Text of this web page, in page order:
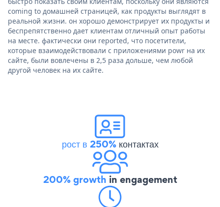
coming to домашней страницей, как продукты выглядят в
реальной жизни. он хорошо демонстрирует их продукты и
беспрепятственно дает клиентам отличный опыт работы
на месте. фактически они reported, что посетители,
которые взаимодействовали с приложениями powr на их
сайте, были вовлечены в 2,5 раза дольше, чем любой
другой человек на их сайте.
рост в 250%контактах
200% growth in engagement